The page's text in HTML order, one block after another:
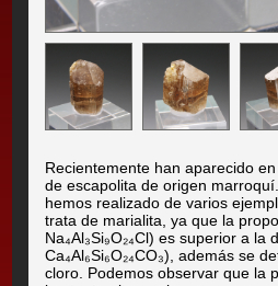
Recientemente han aparecido
de escapolita de origen
hemos realizado de varios
trata de marialita, ya que la
Na₄Al₃Si₉O₂₄Cl) es superior a la
Ca₄Al₆Si₆O₂₄CO₃), además se
cloro. Podemos observar que la